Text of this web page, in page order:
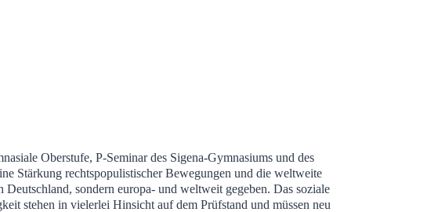
Oberstufe, P-Seminar des Sigena-Gymnasiums und des
Stärkung rechtspopulistischer Bewegungen und die weltweite
sondern europa- und weltweit gegeben. Das soziale
stehen in vielerlei Hinsicht auf dem Prüfstand und müssen neu